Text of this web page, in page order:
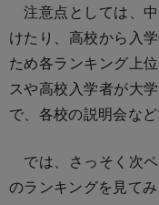
注意点としては、
けたり、高校から入
ため各ランキング上
スや高校入学者が大
で、各校の説明会など
では、さっそく次
のランキングを見てみ